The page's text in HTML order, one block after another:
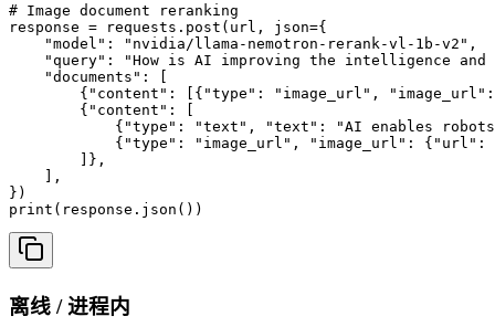
# Image document reranking
response = requests.post(url, json={
    "model": "nvidia/llama-nemotron-rerank-vl-1b-v2",
"query": "How is AI improving the intelligence and
    "documents": [
{"content": [{"type": "image_url",
        {"content": [
{"type": "text", "text": "AI enables
{"type": "image_url", "image_url":
        ]},
    ],
})
print(response.json())
离线 / 进程内